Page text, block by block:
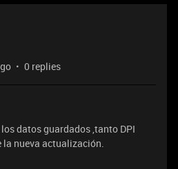
0 replies
datos guardados ,tanto DPI
la nueva actualización.